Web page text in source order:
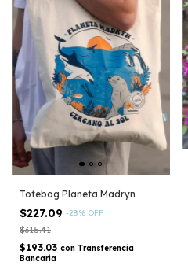
Totebag Planeta Madryn
$227.09 -28% OFF
$315.41
$193.03 con Transferencia
Bancaria